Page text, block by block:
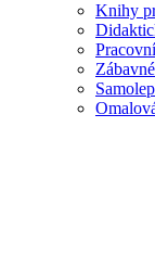
Knihy